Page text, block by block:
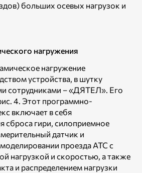
больших осевых нагрузок и
нагружения
нагружение
устройства, в шутку
сотрудниками – «ДЯТЕЛ». Его
4. Этот программно-
включает в себя
сброса гири, силоприемное
датчик и
проезда АТС с
нагрузкой и скоростью, а также
и распределением нагрузки